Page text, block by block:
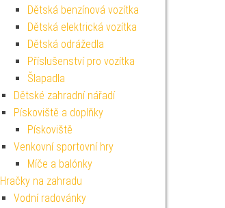
Dětská benzínová vozítka
Dětská elektrická vozítka
Dětská odrážedla
Příslušenství pro vozítka
Šlapadla
Dětské zahradní nářadí
Pískoviště a doplňky
Pískoviště
Venkovní sportovní hry
Míče a balónky
Hračky na zahradu
Vodní radovánky